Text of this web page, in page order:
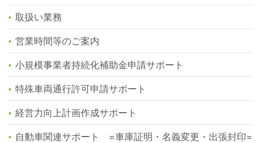
取扱い業務
営業時間等のご案内
小規模事業者持続化補助金申請サポート
特殊車両通行許可申請サポート
経営力向上計画作成サポート
自動車関連サポート =車庫証明・名義変更・出張封印=